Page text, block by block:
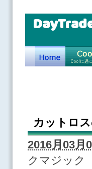
カットロ
2016月03月
クマジック